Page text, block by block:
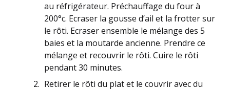
au réfrigérateur. Préchauffage du four à
200°c. Ecraser la gousse d’ail et la frotter sur
le rôti. Ecraser ensemble le mélange des 5
baies et la moutarde ancienne. Prendre ce
mélange et recouvrir le rôti. Cuire le rôti
pendant 30 minutes.
Retirer le rôti du plat et le couvrir avec du